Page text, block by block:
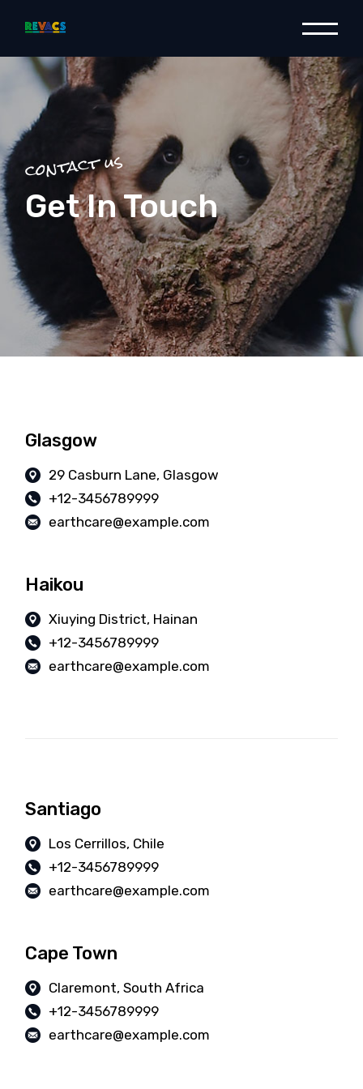
contact us
Get In Touch
Glasgow
29 Casburn Lane, Glasgow
+12-3456789999
earthcare@example.com
Haikou
Xiuying District, Hainan
+12-3456789999
earthcare@example.com
Santiago
Los Cerrillos, Chile
+12-3456789999
earthcare@example.com
Cape Town
Claremont, South Africa
+12-3456789999
earthcare@example.com